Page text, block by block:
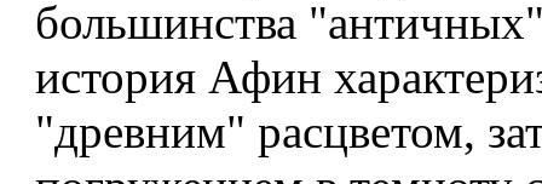
большинства
история Афин
"древним" расцветом,